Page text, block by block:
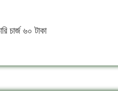
চার্জ ৬০ টাকা